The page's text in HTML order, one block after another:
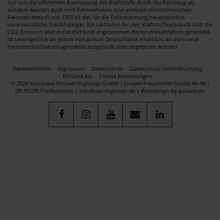
nur von der effizienten Ausnutzung des Kraftstoffs durch das Fahrzeug ab,
sondern werden auch vom Fahrverhalten und anderen nichttechnischen
Faktoren beeinflusst. CO2 ist das für die Erderwärmung hauptsächlich
verantwortliche Traubhausgas. Ein Leitfaden für den Kraftstoffverbrauch und die
CO2-Emission aller in Deutschland angebotenen Personenkraftfahrzeugmodelle
ist unentgeltlich an jedem Verkaufsort Deutschland erhältlich, an dem neue
Personenkraftfahrzeugmodelle ausgestellt oder angeboten werden.
Barrierefreiheit Impressum Datenschutz
Datenschutz Terminbuchung
EU Data Act
Cookie Einstellungen
© 2026 Autohaus Michael Stiglmayr GmbH | Joseph-Fraunhofer-Straße 46-48 |
DE-85276 Pfaffenhofen | info@vw-stiglmayr.de | Webdesign by audaris.de